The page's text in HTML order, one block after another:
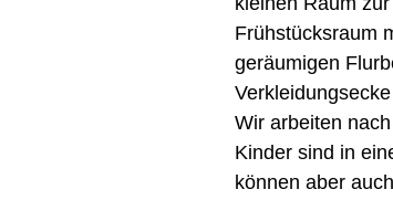
Frühstücksraum
geräumigen
Wir arbeiten
Kinder sind in
können aber